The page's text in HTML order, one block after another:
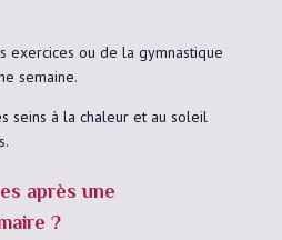
exercices ou de la gymnastique
semaine.
seins à la chaleur et au soleil
après une
?